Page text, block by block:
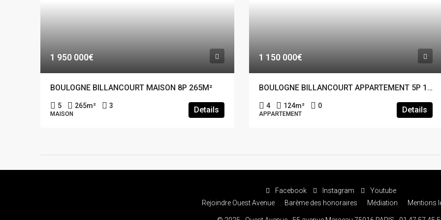
1 950 000€
BOULOGNE BILLANCOURT MAISON 8P 265M²
5 265m² 3
MAISON Details
1 150 000€
BOULOGNE BILLANCOURT APPARTEMENT 5P 124M²
4 124m² 0
APPARTEMENT Details
Facebook Instagram
Youtube
Rejoindre Ouest Avenue
Barème des honoraires Médiation Mentions